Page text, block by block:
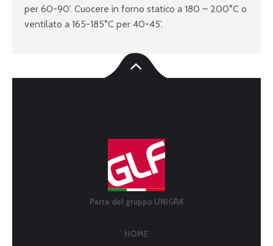
per 60-90’. Cuocere in forno statico a 180 – 200°C o
ventilato a 165-185°C per 40-45’.
Parte del gruppo UNIGRA'
HOME